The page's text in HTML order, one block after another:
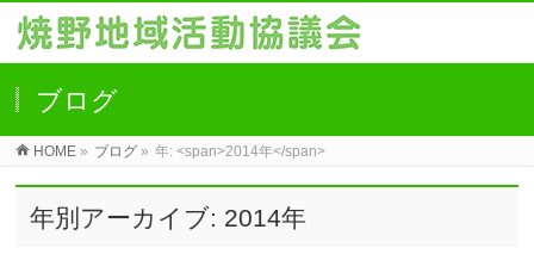
ブログ
HOME » ブログ » 年: <span>2014年</span>
年別アーカイブ: 2014年